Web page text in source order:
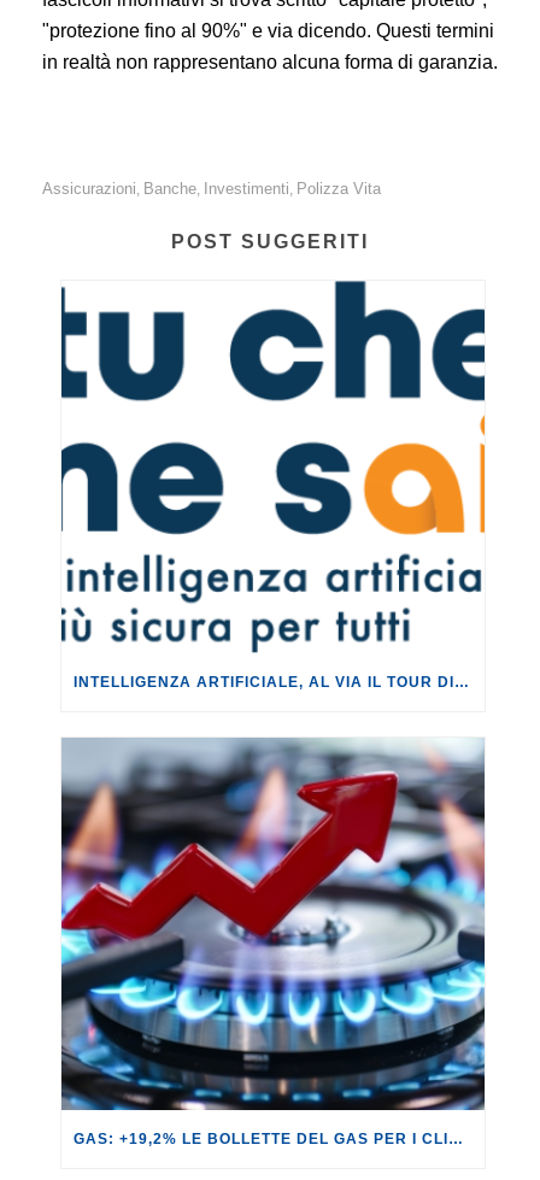
"protezione fino al 90%" e via dicendo. Questi termini
in realtà non rappresentano alcuna forma di garanzia.
Assicurazioni, Banche, Investimenti, Polizza Vita
POST SUGGERITI
INTELLIGENZA ARTIFICIALE, AL VIA IL TOUR DI EVENTI DEL PROGETTO TU CHE NE SAI?
GAS: +19,2% LE BOLLETTE DEL GAS PER I CLIENTI IN SERVIZIO DI VULNERABILITÀ.